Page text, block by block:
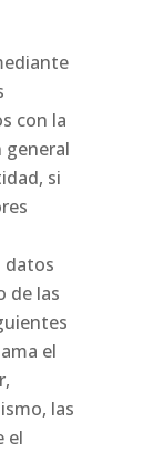
con la
general
si
datos
de las
el
las
el